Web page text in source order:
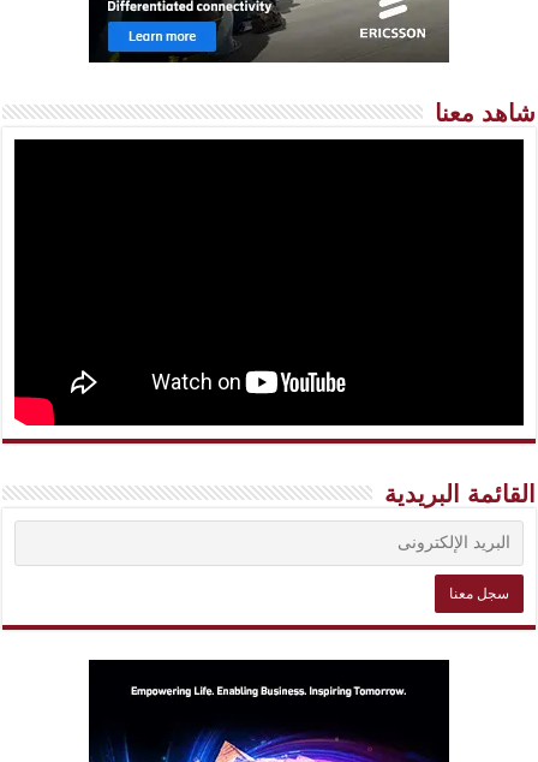
شاهد معنا
القائمة البريدية